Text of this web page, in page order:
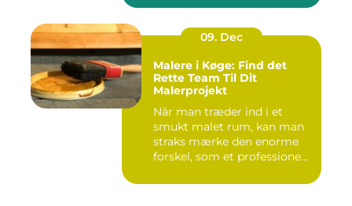
09. Dec
Malere i Køge: Find det
Rette Team Til Dit
Malerprojekt
Når man træder ind i et
smukt malet rum, kan man
straks mærke den enorme
forskel, som et professione...